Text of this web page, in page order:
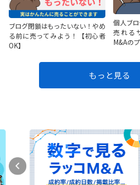
ブログ閉鎖はもったいない！やめ
る前に売ってみよう！【初心者
OK】
個人ブ
売れる
M&Aの
もっと見る